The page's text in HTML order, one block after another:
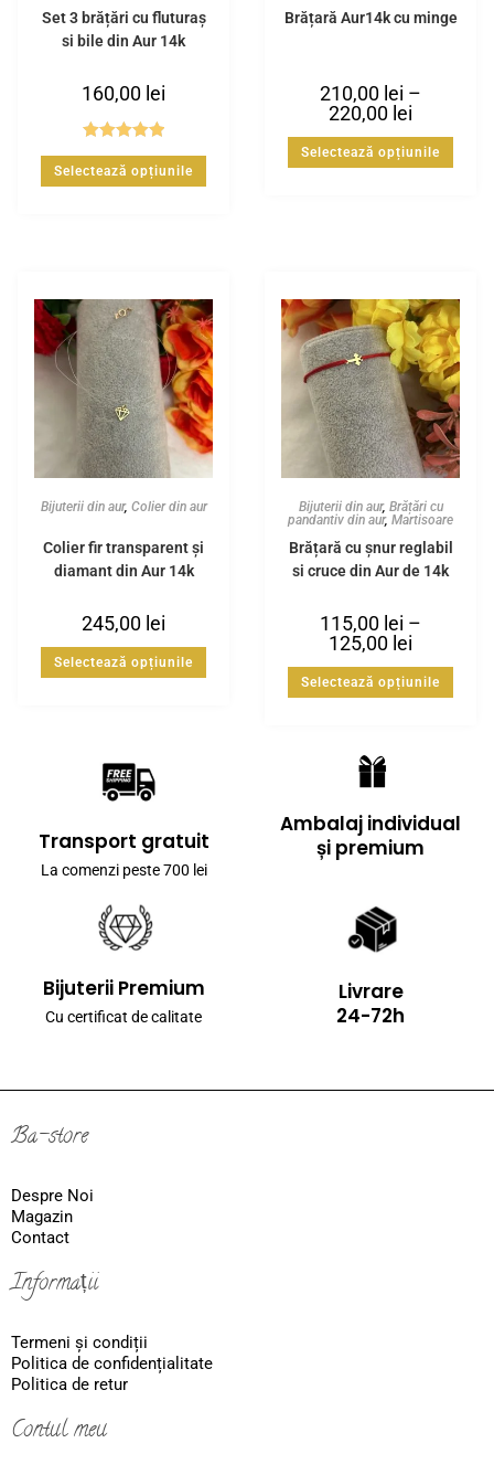
Set 3 brățări cu fluturaș
și bile din Aur 14k
160,00 lei
Evaluat la
5.00din 5
Selectează opțiunile
Brățară Aur14k cu minge
210,00 lei –
220,00 lei
Selectează opțiunile
Bijuterii din aur, Colier din aur
Colier fir transparent și
diamant din Aur 14k
245,00 lei
Selectează opțiunile
Bijuterii din aur, Brățări cu
pandantiv din aur, Martisoare
Brățară cu șnur reglabil
si cruce din Aur de 14k
115,00 lei –
125,00 lei
Selectează opțiunile
Transport gratuit
La comenzi peste 700 lei
Ambalaj individual
și premium
Bijuterii Premium
Cu certificat de calitate
Livrare
24-72h
Ba-store
Despre Noi
Magazin
Contact
Informații
Termeni și condiții
Politica de confidențialitate
Politica de retur
Contul meu